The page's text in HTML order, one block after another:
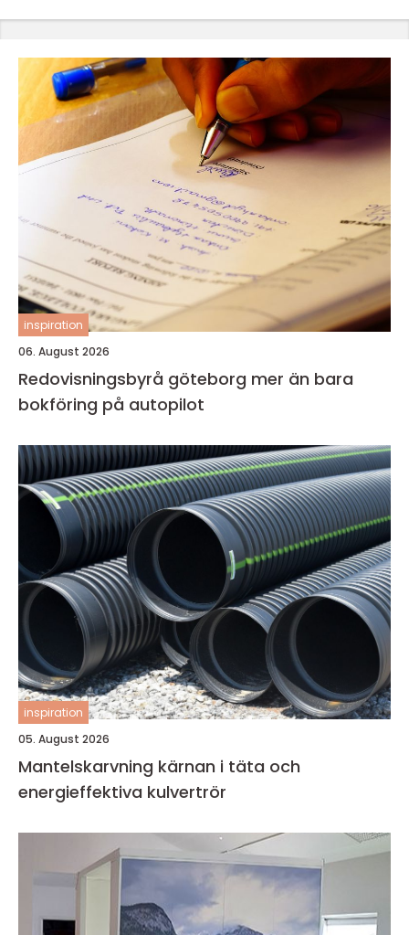
inspiration
06. August 2026
Redovisningsbyrå göteborg mer än bara
bokföring på autopilot
inspiration
05. August 2026
Mantelskarvning kärnan i täta och
energieffektiva kulvertrör